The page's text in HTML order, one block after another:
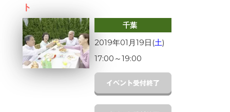
ト
千葉
2019年01月19日(土)
17:00 ～19:00